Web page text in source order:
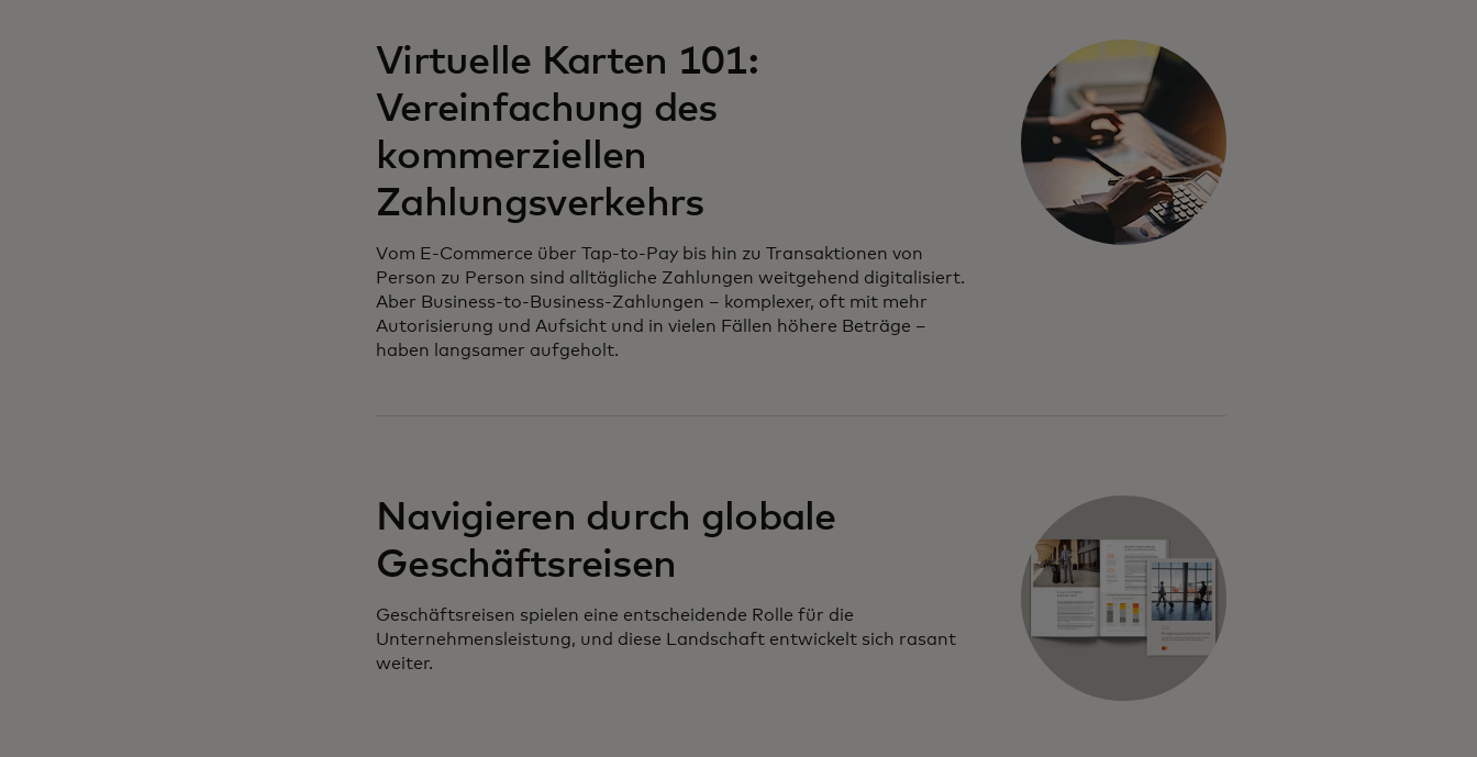
Virtuelle Karten 101:
Vereinfachung des
kommerziellen
Zahlungsverkehrs
Vom E-Commerce über Tap-to-Pay bis hin zu Transaktionen von
Person zu Person sind alltägliche Zahlungen weitgehend digitalisiert.
Aber Business-to-Business-Zahlungen – komplexer, oft mit mehr
Autorisierung und Aufsicht und in vielen Fällen höhere Beträge –
haben langsamer aufgeholt.
Navigieren durch globale
Geschäftsreisen
Geschäftsreisen spielen eine entscheidende Rolle für die
Unternehmensleistung, und diese Landschaft entwickelt sich rasant
weiter.